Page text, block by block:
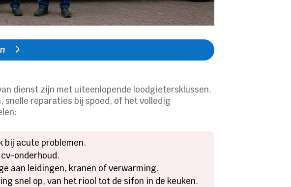
dienst zijn met uiteenlopende loodgietersklussen.
reparaties bij spoed, of het volledig
bij acute problemen.
onderhoud.
aan leidingen, kranen of verwarming.
snel op, van het riool tot de sifon in de keuken.